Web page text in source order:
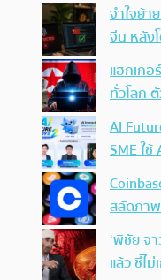
จำใจย้
จีน หลัง
แฮกเกอ
ทั่วโลก
AI
SME ใ
สลัดภา
‘พิชัย จ
แล้ว ชี้ไ